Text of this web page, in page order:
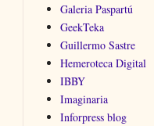
Galeria Paspartú
GeekTeka
Guillermo Sastre
Hemeroteca Digital
IBBY
Imaginaria
Inforpress blog